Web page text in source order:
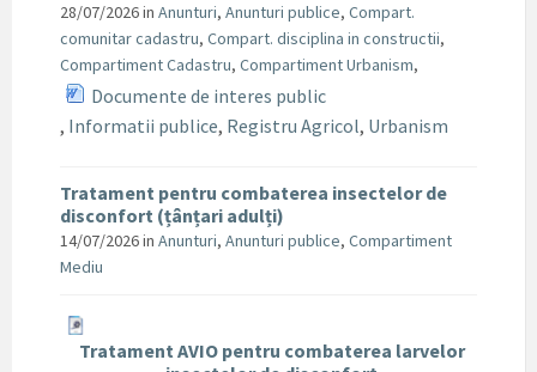
28/07/2026in Anunturi, Anunturi publice, Compart.
comunitar cadastru, Compart. disciplina in constructii,
Compartiment Cadastru, Compartiment Urbanism,
Documente de interes public
, Informatii publice, Registru Agricol, Urbanism
Tratament pentru combaterea insectelor de
disconfort (țânțari adulți)
14/07/2026in Anunturi, Anunturi publice, Compartiment
Mediu
Tratament AVIO pentru combaterea larvelor